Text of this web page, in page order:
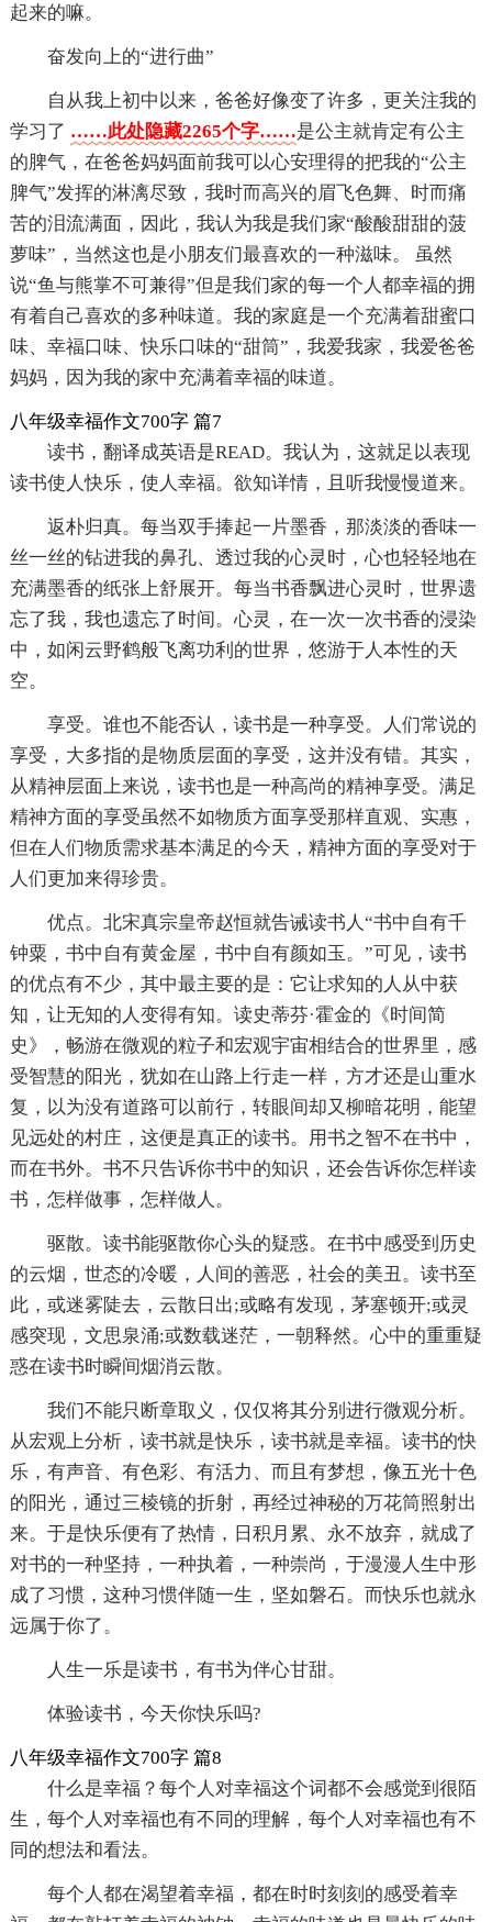
起来的嘛。
奋发向上的“进行曲”
自从我上初中以来，爸爸好像变了许多，更关注我的
学习了 ……此处隐藏2265个字……是公主就肯定有公主
的脾气，在爸爸妈妈面前我可以心安理得的把我的“公主
脾气”发挥的淋漓尽致，我时而高兴的眉飞色舞、时而痛
苦的泪流满面，因此，我认为我是我们家“酸酸甜甜的菠
萝味”，当然这也是小朋友们最喜欢的一种滋味。 虽然
说“鱼与熊掌不可兼得”但是我们家的每一个人都幸福的拥
有着自己喜欢的多种味道。我的家庭是一个充满着甜蜜口
味、幸福口味、快乐口味的“甜筒”，我爱我家，我爱爸爸
妈妈，因为我的家中充满着幸福的味道。
八年级幸福作文700字 篇7
读书，翻译成英语是READ。我认为，这就足以表现
读书使人快乐，使人幸福。欲知详情，且听我慢慢道来。
返朴归真。每当双手捧起一片墨香，那淡淡的香味一
丝一丝的钻进我的鼻孔、透过我的心灵时，心也轻轻地在
充满墨香的纸张上舒展开。每当书香飘进心灵时，世界遗
忘了我，我也遗忘了时间。心灵，在一次一次书香的浸染
中，如闲云野鹤般飞离功利的世界，悠游于人本性的天
空。
享受。谁也不能否认，读书是一种享受。人们常说的
享受，大多指的是物质层面的享受，这并没有错。其实，
从精神层面上来说，读书也是一种高尚的精神享受。满足
精神方面的享受虽然不如物质方面享受那样直观、实惠，
但在人们物质需求基本满足的今天，精神方面的享受对于
人们更加来得珍贵。
优点。北宋真宗皇帝赵恒就告诫读书人“书中自有千
钟粟，书中自有黄金屋，书中自有颜如玉。”可见，读书
的优点有不少，其中最主要的是：它让求知的人从中获
知，让无知的人变得有知。读史蒂芬·霍金的《时间简
史》，畅游在微观的粒子和宏观宇宙相结合的世界里，感
受智慧的阳光，犹如在山路上行走一样，方才还是山重水
复，以为没有道路可以前行，转眼间却又柳暗花明，能望
见远处的村庄，这便是真正的读书。用书之智不在书中，
而在书外。书不只告诉你书中的知识，还会告诉你怎样读
书，怎样做事，怎样做人。
驱散。读书能驱散你心头的疑惑。在书中感受到历史
的云烟，世态的冷暖，人间的善恶，社会的美丑。读书至
此，或迷雾陡去，云散日出;或略有发现，茅塞顿开;或灵
感突现，文思泉涌;或数载迷茫，一朝释然。心中的重重疑
惑在读书时瞬间烟消云散。
我们不能只断章取义，仅仅将其分别进行微观分析。
从宏观上分析，读书就是快乐，读书就是幸福。读书的快
乐，有声音、有色彩、有活力、而且有梦想，像五光十色
的阳光，通过三棱镜的折射，再经过神秘的万花筒照射出
来。于是快乐便有了热情，日积月累、永不放弃，就成了
对书的一种坚持，一种执着，一种崇尚，于漫漫人生中形
成了习惯，这种习惯伴随一生，坚如磐石。而快乐也就永
远属于你了。
人生一乐是读书，有书为伴心甘甜。
体验读书，今天你快乐吗?
八年级幸福作文700字 篇8
什么是幸福？每个人对幸福这个词都不会感觉到很陌
生，每个人对幸福也有不同的理解，每个人对幸福也有不
同的想法和看法。
每个人都在渴望着幸福，都在时时刻刻的感受着幸